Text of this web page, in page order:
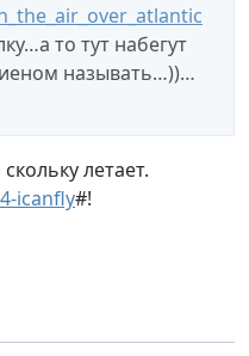
то тут набегут
называть…))…
летает.
icanfly#!